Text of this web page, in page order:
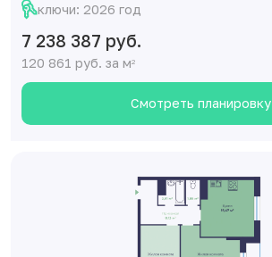
ключи: 2026 год
7 238 387 руб.
120 861 руб. за м2
Смотреть планировку